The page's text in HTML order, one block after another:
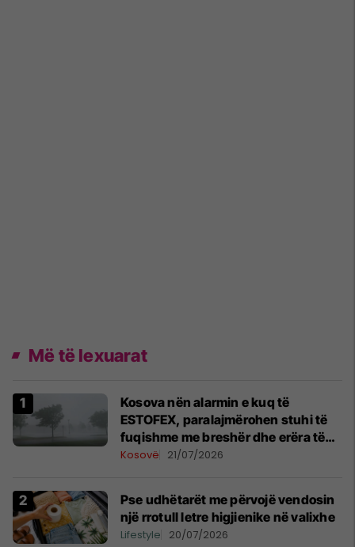
Më të lexuarat
Kosova nën alarmin e kuq të
ESTOFEX, paralajmërohen stuhi të
fuqishme me breshër dhe erëra të
forta
Kosovë 21/07/2026
Pse udhëtarët me përvojë vendosin
një rrotull letre higjienike në valixhe
Lifestyle 20/07/2026